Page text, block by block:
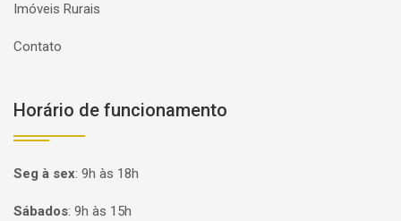
Imóveis Rurais
Contato
Horário de funcionamento
Seg à sex: 9h às 18h
Sábados: 9h às 15h